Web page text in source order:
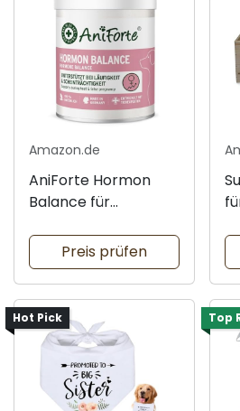
Amazon.de
AniForte Hormon
Balance für
Preis prüfen
Hot Pick Top